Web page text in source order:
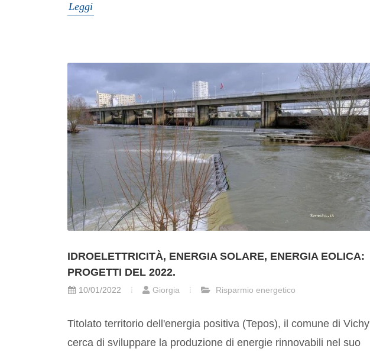
Leggi
IDROELETTRICITÀ, ENERGIA SOLARE, ENERGIA EOLICA:
PROGETTI DEL 2022.
10/01/2022 Giorgia Risparmio energetico
Titolato territorio dell'energia positiva (Tepos), il comune di Vichy
cerca di sviluppare la produzione di energie rinnovabili nel suo